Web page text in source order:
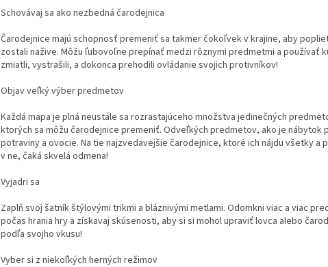
Schovávaj sa ako nezbedná čarodejnica
Čarodejnice majú schopnosť premeniť sa takmer čokoľvek v krajine, aby
zostali nažive. Môžu ľubovoľne prepínať medzi rôznymi predmetmi a používať
zmiatli, vystrašili, a dokonca prehodili ovládanie svojich protivníkov!
Objav veľký výber predmetov
Každá mapa je plná neustále sa rozrastajúceho množstva jedinečných
ktorých sa môžu čarodejnice premeniť. Odveľkých predmetov, ako je nábytok
potraviny a ovocie. Na tie najzvedavejšie čarodejnice, ktoré ich nájdu všetky a
v ne, čaká skvelá odmena!
Vyjadri sa
Zaplň svoj šatník štýlovými trikmi a bláznivými metlami. Odomkni viac a viac
počas hrania hry a získavaj skúsenosti, aby si si mohol upraviť lovca alebo
podľa svojho vkusu!
Vyber si z niekoľkých herných režimov